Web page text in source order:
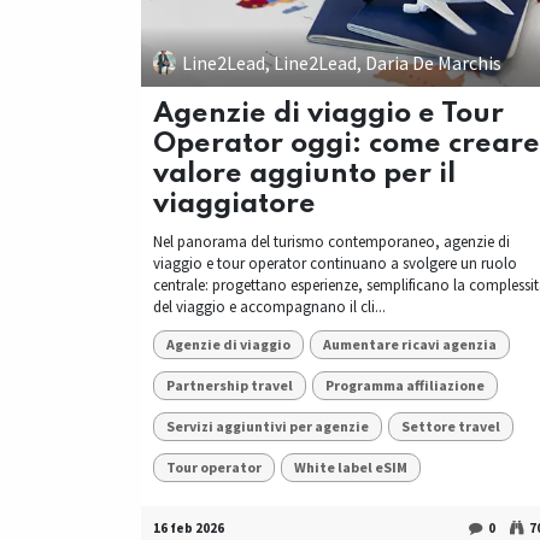
Line2Lead, Line2Lead, Daria De Marchis
Agenzie di viaggio e Tour
Operator oggi: come creare
valore aggiunto per il
viaggiatore
Nel panorama del turismo contemporaneo, agenzie di
viaggio e tour operator continuano a svolgere un ruolo
centrale: progettano esperienze, semplificano la
del viaggio e accompagnano il cli...
Agenzie di viaggio Aumentare ricavi agenzia
Partnership travel Programma affiliazione
Servizi aggiuntivi per agenzie Settore travel
Tour operator White label eSIM
16 feb 2026 0